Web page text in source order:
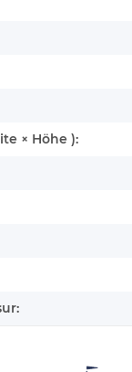
× Höhe ):